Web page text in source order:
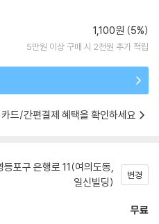
1,100원 (5%)
5만원 이상 구매 시 2천원 추가 적립
카드/간편결제 혜택을 확인하세요
등포구 은행로 11(여의도동,
일신빌딩)
변경
무료